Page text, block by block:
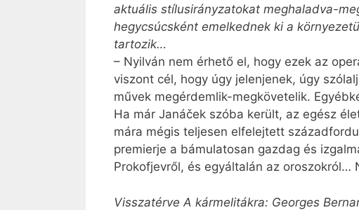
aktuális stílusirányzatokat meghaladva-
hegycsúcsként emelkednek ki a
tartozik…
– Nyilván nem érhető el, hogy ezek az
viszont cél, hogy úgy jelenjenek, úgy
művek megérdemlik-megkövetelik.
Ha már Janáček szóba került, az egész
mára mégis teljesen elfelejtett
premierje a bámulatosan gazdag és
Prokofjevről, és egyáltalán az oroszokról…
Visszatérve A kármelitákra: Georges